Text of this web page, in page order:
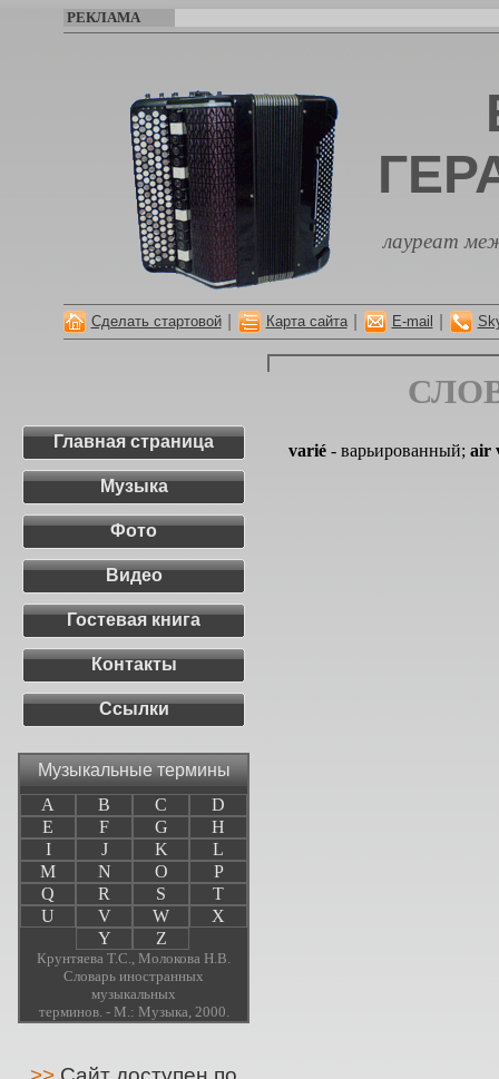
РЕКЛАМА
лауреат
Сделать стартовой Карта сайта E-mail
Главная страница
Музыка
Фото
Видео
Гостевая книга
Контакты
Ссылки
Музыкальные термины
A
B C
D
E
F G
H
I
J K
L
M
N O
P
Q
R S
T
U
V W
X
Y
Z
Крунтяева Т.С., Молокова Н.В.
Словарь иностранных
музыкальных
терминов. - М.: Музыка, 2000.
varié - варьированный; air